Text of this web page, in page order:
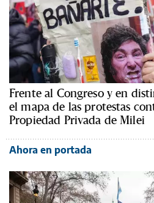
Frente al Congreso y en
el mapa de las protestas
Propiedad Privada de Milei
Ahora en portada